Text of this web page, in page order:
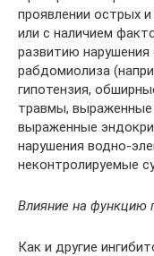
проявлении острых
или с наличием
развитию нарушения
рабдомиолиза
гипотензия,
травмы,
выраженные
нарушения водно-
неконтролируемые
Влияние на функцию
Как и другие